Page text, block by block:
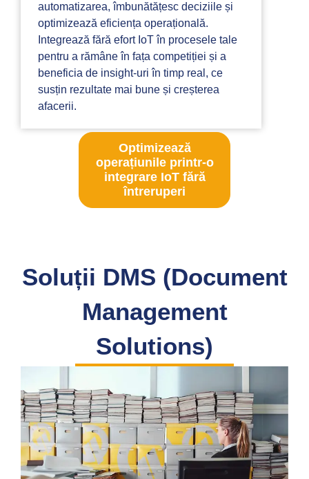
automatizarea, îmbunătățesc deciziile și
optimizează eficiența operațională.
Integrează fără efort IoT în procesele tale
pentru a rămâne în fața competiției și a
beneficia de insight-uri în timp real, ce
susțin rezultate mai bune și creșterea
afacerii.
Optimizează
operațiunile printr-o
integrare IoT fără
întreruperi
Soluții DMS (Document
Management
Solutions)